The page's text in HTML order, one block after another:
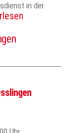
in der